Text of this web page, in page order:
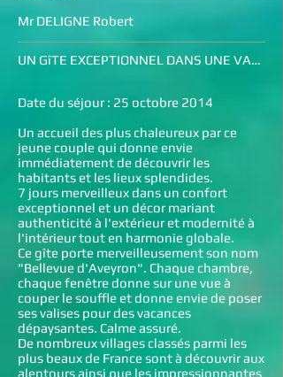
Mr DELIGNE Robert
UN GîTE EXCEPTIONNEL DANS UNE VALEE SPLENDIDE
Date du séjour : 25 octobre 2014
Un accueil des plus chaleureux par ce
jeune couple qui donne envie
immédiatement de découvrir les
habitants et les lieux splendides.
7 jours merveilleux dans un confort
exceptionnel et un décor mariant
authenticité à l'extérieur et modernité à
l'intérieur tout en harmonie globale.
Ce gîte porte merveilleusement son nom
"Bellevue d'Aveyron". Chaque chambre,
chaque fenêtre donne sur une vue à
couper le souffle et donne envie de poser
ses valises pour des vacances
dépaysantes. Calme assuré.
De nombreux villages classés parmi les
plus beaux de France sont à découvrir aux
alentours ainsi que les impressionnantes